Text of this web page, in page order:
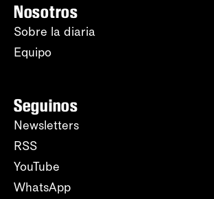
Nosotros
Sobre la diaria
Equipo
Seguinos
Newsletters
RSS
YouTube
WhatsApp